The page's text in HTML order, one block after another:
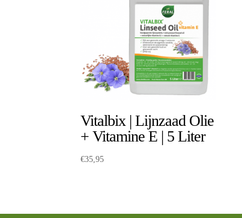
Vitalbix | Lijnzaad Olie
+ Vitamine E | 5 Liter
€35,95